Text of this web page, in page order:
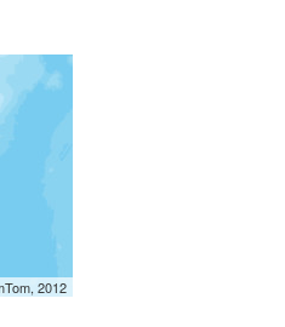
2012